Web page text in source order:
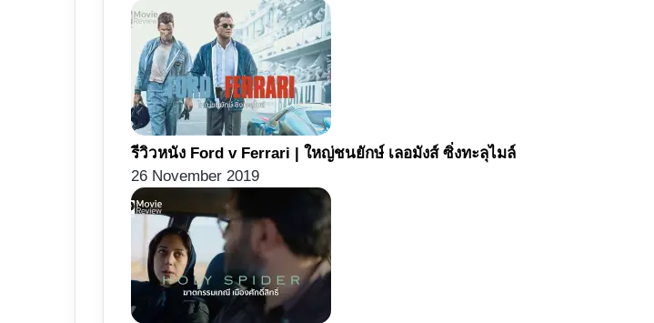
รีวิวหนัง Ford v Ferrari | ใหญ่ชนยักษ์ เลอมังส์ ซิ่งทะลุไมล์
26 November 2019